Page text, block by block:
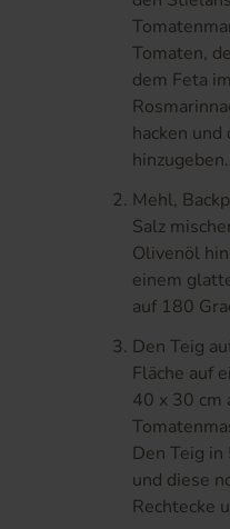
Tomaten,
dem Feta
hacken
hinzugeben.
Mehl,
Salz
Olivenöl
einem
auf 180
Den Teig
Fläche auf
40 x 30 cm
Den Teig
und diese
Rechtecke